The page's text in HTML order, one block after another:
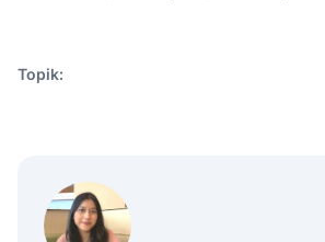
Topik: